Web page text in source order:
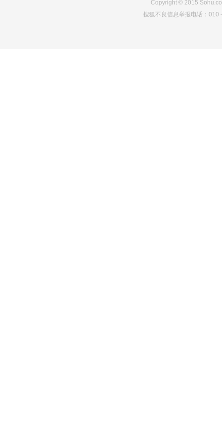
Copyright© 2015
搜狐不良信息举报电话：010